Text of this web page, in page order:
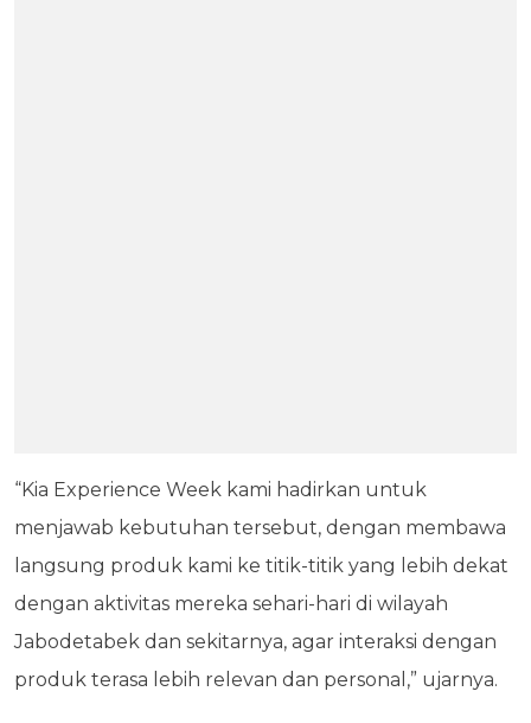
“Kia Experience Week kami hadirkan untuk
menjawab kebutuhan tersebut, dengan membawa
langsung produk kami ke titik-titik yang lebih dekat
dengan aktivitas mereka sehari-hari di wilayah
Jabodetabek dan sekitarnya, agar interaksi dengan
produk terasa lebih relevan dan personal,” ujarnya.